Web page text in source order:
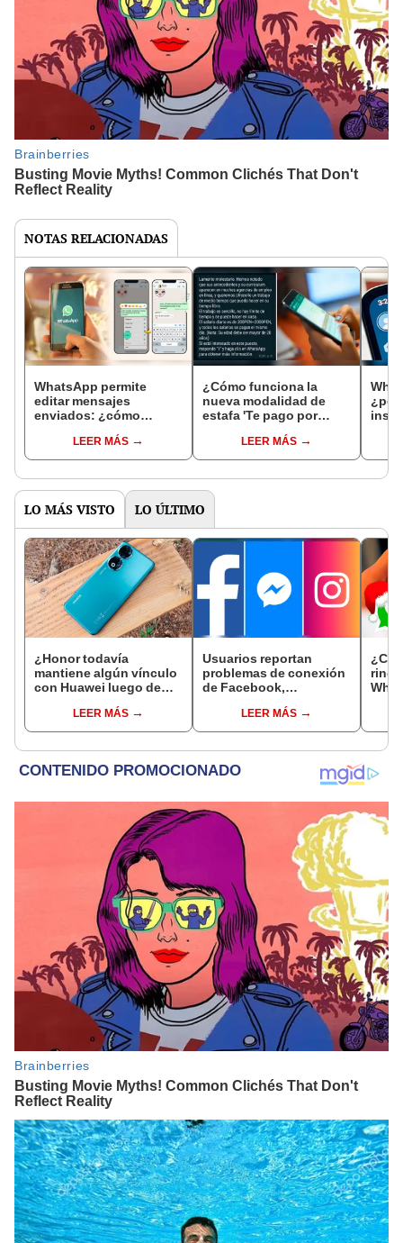
NOTAS RELACIONADAS
WhatsApp permite
editar mensajes
enviados: ¿cómo
herramienta de tus
chats?
LEER MÁS
¿Cómo funciona la
nueva modalidad de
estafa 'Te pago por
WhatsApp?
LEER MÁS
¿por
LO MÁS VISTO LO ÚLTIMO
¿Honor todavía
mantiene algún vínculo
con Huawei luego de
LEER MÁS
Usuarios reportan
problemas de conexión
de Facebook,
LEER MÁS